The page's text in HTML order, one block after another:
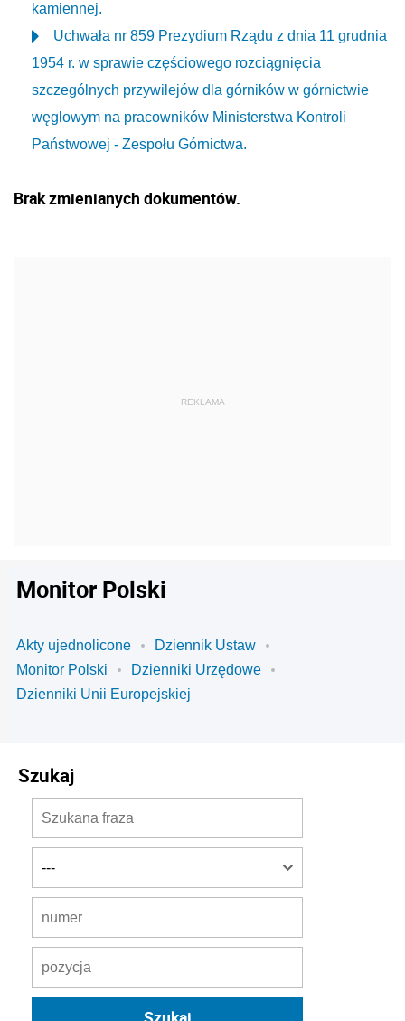
kamiennej.
Uchwała nr 859 Prezydium Rządu z dnia 11 grudnia
1954 r. w sprawie częściowego rozciągnięcia
szczególnych przywilejów dla górników w górnictwie
węglowym na pracowników Ministerstwa Kontroli
Państwowej - Zespołu Górnictwa.
Brak zmienianych dokumentów.
Monitor Polski
Akty ujednolicone
Dziennik Ustaw
Monitor Polski
Dzienniki Urzędowe
Dzienniki Unii Europejskiej
Szukaj